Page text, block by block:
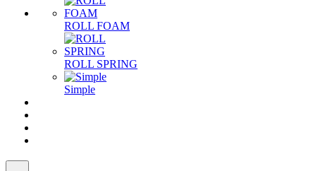
ROLL FOAM
ROLL SPRING
Simple